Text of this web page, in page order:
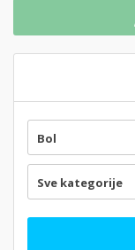
Bol
Sve kategorije